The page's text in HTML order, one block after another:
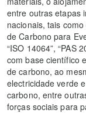
entre outras etapas
nacionais, tais
de Carbono para
“ISO 14064”, “PAS
com base científico
de carbono, ao
electricidade verde
carbono, entre
forças sociais para